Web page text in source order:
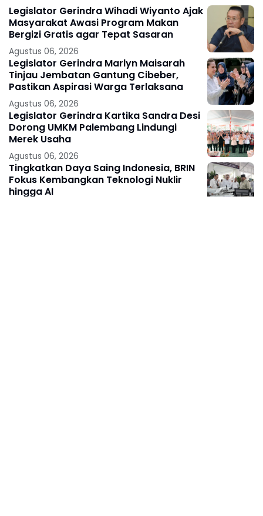
Legislator Gerindra Wihadi Wiyanto Ajak
Masyarakat Awasi Program Makan
Bergizi Gratis agar Tepat Sasaran
Agustus 06, 2026
Legislator Gerindra Marlyn Maisarah
Tinjau Jembatan Gantung Cibeber,
Pastikan Aspirasi Warga Terlaksana
Agustus 06, 2026
Legislator Gerindra Kartika Sandra Desi
Dorong UMKM Palembang Lindungi
Merek Usaha
Agustus 06, 2026
Tingkatkan Daya Saing Indonesia, BRIN
Fokus Kembangkan Teknologi Nuklir
hingga AI